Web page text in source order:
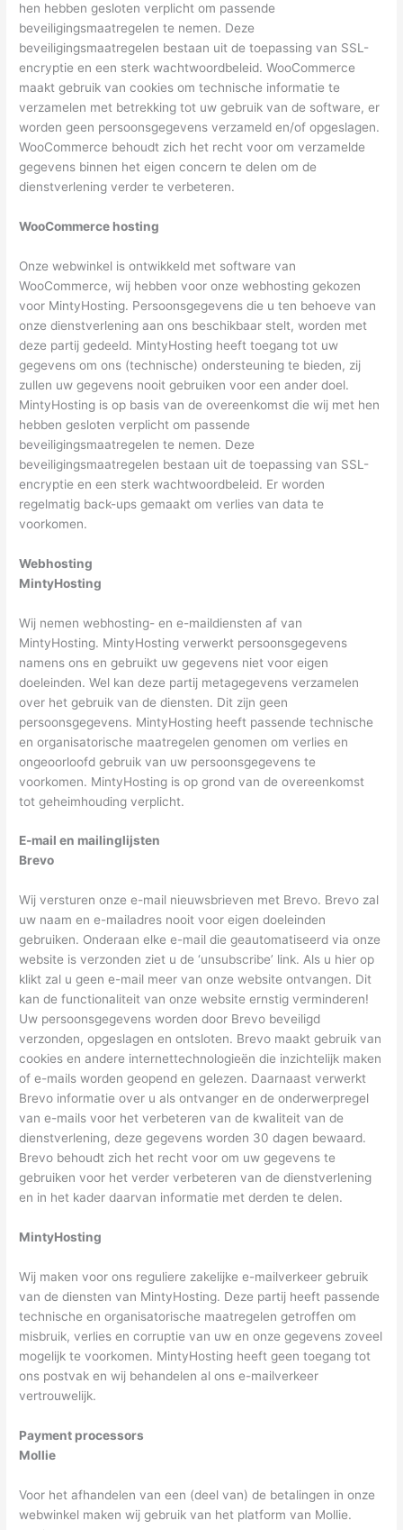
hen hebben gesloten verplicht om passende
beveiligingsmaatregelen te nemen. Deze
beveiligingsmaatregelen bestaan uit de toepassing van SSL-
encryptie en een sterk wachtwoordbeleid. WooCommerce
maakt gebruik van cookies om technische informatie te
verzamelen met betrekking tot uw gebruik van de software, er
worden geen persoonsgegevens verzameld en/of opgeslagen.
WooCommerce behoudt zich het recht voor om verzamelde
gegevens binnen het eigen concern te delen om de
dienstverlening verder te verbeteren.
WooCommerce hosting
Onze webwinkel is ontwikkeld met software van
WooCommerce, wij hebben voor onze webhosting gekozen
voor MintyHosting. Persoonsgegevens die u ten behoeve van
onze dienstverlening aan ons beschikbaar stelt, worden met
deze partij gedeeld. MintyHosting heeft toegang tot uw
gegevens om ons (technische) ondersteuning te bieden, zij
zullen uw gegevens nooit gebruiken voor een ander doel.
MintyHosting is op basis van de overeenkomst die wij met hen
hebben gesloten verplicht om passende
beveiligingsmaatregelen te nemen. Deze
beveiligingsmaatregelen bestaan uit de toepassing van SSL-
encryptie en een sterk wachtwoordbeleid. Er worden
regelmatig back-ups gemaakt om verlies van data te
voorkomen.
Webhosting
MintyHosting
Wij nemen webhosting- en e-maildiensten af van
MintyHosting. MintyHosting verwerkt persoonsgegevens
namens ons en gebruikt uw gegevens niet voor eigen
doeleinden. Wel kan deze partij metagegevens verzamelen
over het gebruik van de diensten. Dit zijn geen
persoonsgegevens. MintyHosting heeft passende technische
en organisatorische maatregelen genomen om verlies en
ongeoorloofd gebruik van uw persoonsgegevens te
voorkomen. MintyHosting is op grond van de overeenkomst
tot geheimhouding verplicht.
E-mail en mailinglijsten
Brevo
Wij versturen onze e-mail nieuwsbrieven met Brevo. Brevo zal
uw naam en e-mailadres nooit voor eigen doeleinden
gebruiken. Onderaan elke e-mail die geautomatiseerd via onze
website is verzonden ziet u de ‘unsubscribe’ link. Als u hier op
klikt zal u geen e-mail meer van onze website ontvangen. Dit
kan de functionaliteit van onze website ernstig verminderen!
Uw persoonsgegevens worden door Brevo beveiligd
verzonden, opgeslagen en ontsloten. Brevo maakt gebruik van
cookies en andere internettechnologieën die inzichtelijk maken
of e-mails worden geopend en gelezen. Daarnaast verwerkt
Brevo informatie over u als ontvanger en de onderwerpregel
van e-mails voor het verbeteren van de kwaliteit van de
dienstverlening, deze gegevens worden 30 dagen bewaard.
Brevo behoudt zich het recht voor om uw gegevens te
gebruiken voor het verder verbeteren van de dienstverlening
en in het kader daarvan informatie met derden te delen.
MintyHosting
Wij maken voor ons reguliere zakelijke e-mailverkeer gebruik
van de diensten van MintyHosting. Deze partij heeft passende
technische en organisatorische maatregelen getroffen om
misbruik, verlies en corruptie van uw en onze gegevens zoveel
mogelijk te voorkomen. MintyHosting heeft geen toegang tot
ons postvak en wij behandelen al ons e-mailverkeer
vertrouwelijk.
Payment processors
Mollie
Voor het afhandelen van een (deel van) de betalingen in onze
webwinkel maken wij gebruik van het platform van Mollie.